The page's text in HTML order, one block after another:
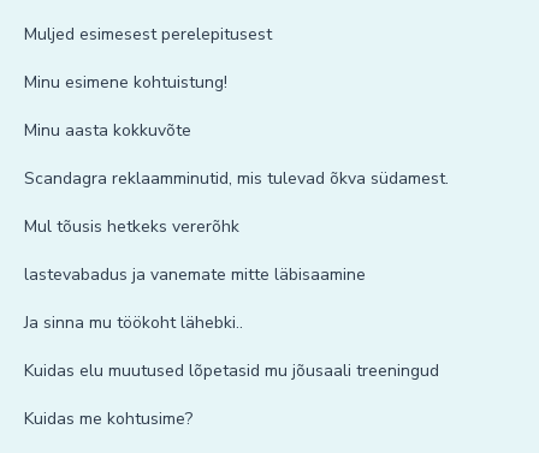
Muljed esimesest perelepitusest
Minu esimene kohtuistung!
Minu aasta kokkuvõte
Scandagra reklaamminutid, mis tulevad õkva südamest.
Mul tõusis hetkeks vererõhk
lastevabadus ja vanemate mitte läbisaamine
Ja sinna mu töökoht lähebki..
Kuidas elu muutused lõpetasid mu jõusaali treeningud
Kuidas me kohtusime?